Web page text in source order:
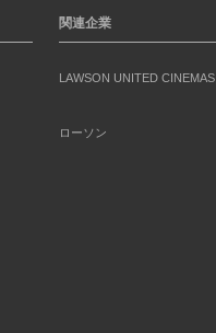
関連企業
LAWSON UNITED CINEMAS
ローソン